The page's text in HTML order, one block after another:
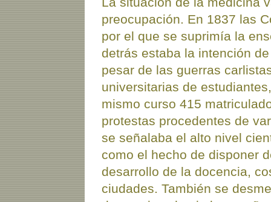
preocupación. En 1837 las
por el que se suprimía la
detrás estaba la intención
pesar de las guerras
universitarias de
mismo curso 415
protestas procedentes de
se señalaba el alto nivel
como el hecho de disponer
desarrollo de la docencia,
ciudades. También se